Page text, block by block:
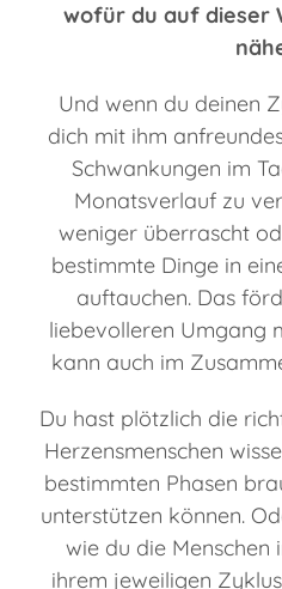
wofür du auf dieser
Und wenn du deinen
dich mit ihm
Schwankungen im
Monatsverlauf zu
weniger überrascht
bestimmte Dinge in
auftauchen. Das
liebevolleren Umgang
kann auch im
Du hast plötzlich die
Herzensmenschen
bestimmten Phasen
unterstützen können.
wie du die Menschen
ihrem jeweiligen